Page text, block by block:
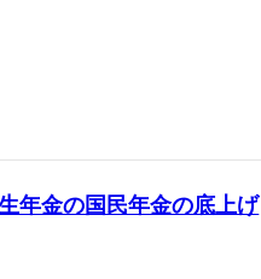
年金の国民年金の底上げ